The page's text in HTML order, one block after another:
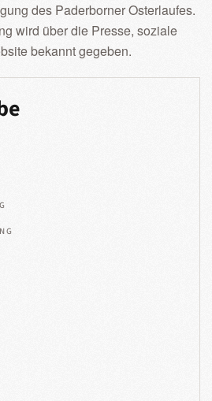
des Paderborner Osterlaufes.
wird über die Presse, soziale
bekannt gegeben.